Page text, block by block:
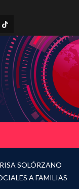
SOLÓRZANO
A FAMILIAS